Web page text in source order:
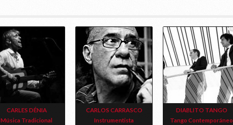
CARLES DÉNIA
Música Tradicional
CARLOS CARRASCO
Instrumentista
DIABLITO TANGO
Tango Contemporáneo